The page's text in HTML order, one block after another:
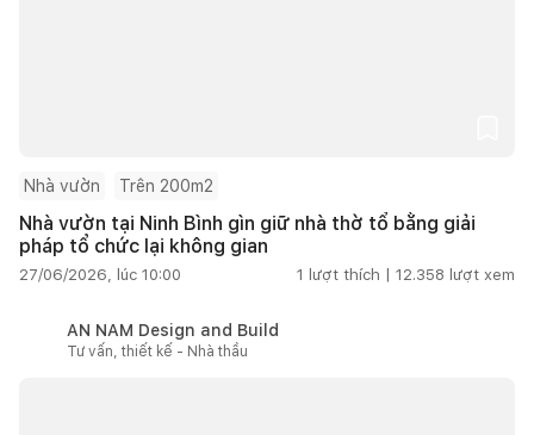
Nhà vườn Trên 200m2
Nhà vườn tại Ninh Bình gìn giữ nhà thờ tổ bằng giải
pháp tổ chức lại không gian
27/06/2026, lúc 10:00 1 lượt thích | 12.358 lượt xem
AN NAM Design and Build
Tư vấn, thiết kế - Nhà thầu